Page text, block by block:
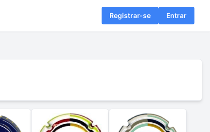
Registrar-se Entrar